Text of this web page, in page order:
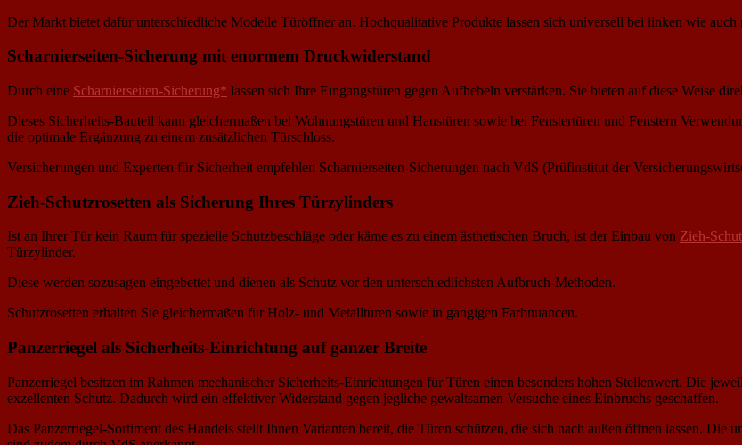
Der Markt bietet dafür unterschiedliche Modelle Türöffner an. Hochqualitative Produkte lassen sich universell bei linken wie auch
Scharnierseiten-Sicherung mit enormem Druckwiderstand
Durch eine Scharnierseiten-Sicherung* lassen sich Ihre Eingangstüren gegen Aufhebeln verstärken. Sie bieten auf diese Weise
Dieses Sicherheits-Bauteil kann gleichermaßen bei Wohnungstüren und Haustüren sowie bei Fenstertüren und Fenstern
die optimale Ergänzung zu einem zusätzlichen Türschloss.
Versicherungen und Experten für Sicherheit empfehlen Scharnierseiten-Sicherungen nach VdS (Prüfinstitut der
Zieh-Schutzrosetten als Sicherung Ihres Türzylinders
Ist an Ihrer Tür kein Raum für spezielle Schutzbeschläge oder käme es zu einem ästhetischen Bruch, ist der Einbau von Zieh-
Türzylinder.
Diese werden sozusagen eingebettet und dienen als Schutz vor den unterschiedlichsten Aufbruch-Methoden.
Schutzrosetten erhalten Sie gleichermaßen für Holz- und Metalltüren sowie in gängigen Farbnuancen.
Panzerriegel als Sicherheits-Einrichtung auf ganzer Breite
Panzerriegel besitzen im Rahmen mechanischer Sicherheits-Einrichtungen für Türen einen besonders hohen Stellenwert. Die
exzellenten Schutz. Dadurch wird ein effektiver Widerstand gegen jegliche gewaltsamen Versuche eines Einbruchs geschaffen.
Das Panzerriegel-Sortiment des Handels stellt Ihnen Varianten bereit, die Türen schützen, die sich nach außen öffnen lassen.